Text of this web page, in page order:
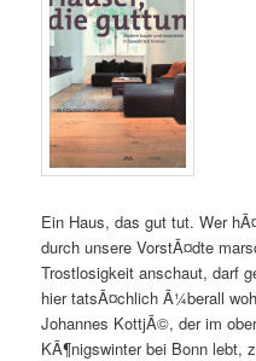
Ein Haus, das gut tut. Wer
durch unsere VorstÃ¤dte
Trostlosigkeit anschaut, darf
hier tatsÃ¤chlich Ã¼berall
Johannes KottjÃ©, der im
KÃ¶nigswinter bei Bonn lebt,